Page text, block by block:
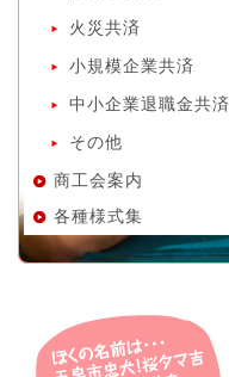
火災共済
小規模企業共済
中小企業退職金共済
その他
商工会案内
各種様式集